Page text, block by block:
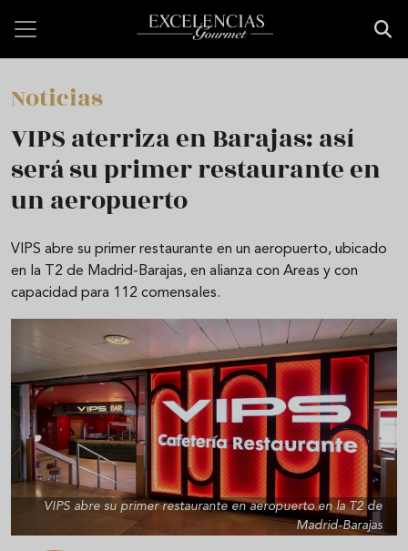
Noticias
VIPS aterriza en Barajas: así
será su primer restaurante en
un aeropuerto
VIPS abre su primer restaurante en un aeropuerto, ubicado
en la T2 de Madrid-Barajas, en alianza con Areas y con
capacidad para 112 comensales.
VIPS abre su primer restaurante en aeropuerto en la T2 de
Madrid-Barajas